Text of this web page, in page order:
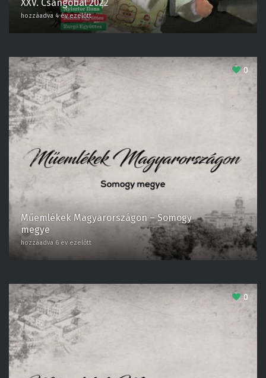
hozzáadva 4 év ezelőtt
0
Műemlékek Magyarországon – Somogy
megye
hozzáadva 6 év ezelőtt
0